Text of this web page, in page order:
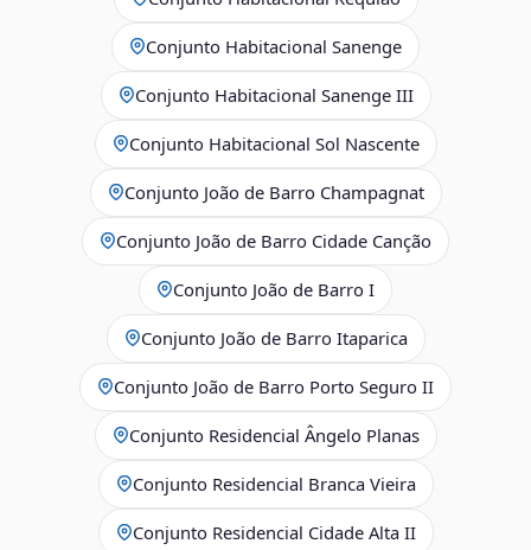
Conjunto Habitacional Sanenge
Conjunto Habitacional Sanenge III
Conjunto Habitacional Sol Nascente
Conjunto João de Barro Champagnat
Conjunto João de Barro Cidade Canção
Conjunto João de Barro I
Conjunto João de Barro Itaparica
Conjunto João de Barro Porto Seguro II
Conjunto Residencial Ângelo Planas
Conjunto Residencial Branca Vieira
Conjunto Residencial Cidade Alta II